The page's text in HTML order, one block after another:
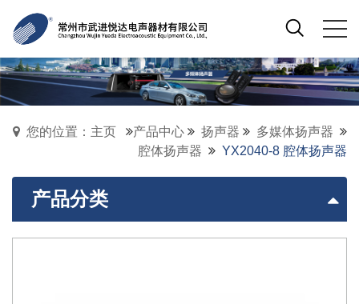
您的位置：主页 产品中心 扬声器
多媒体扬声器
腔体扬声器
YX2040-8 腔体扬声器
产品分类